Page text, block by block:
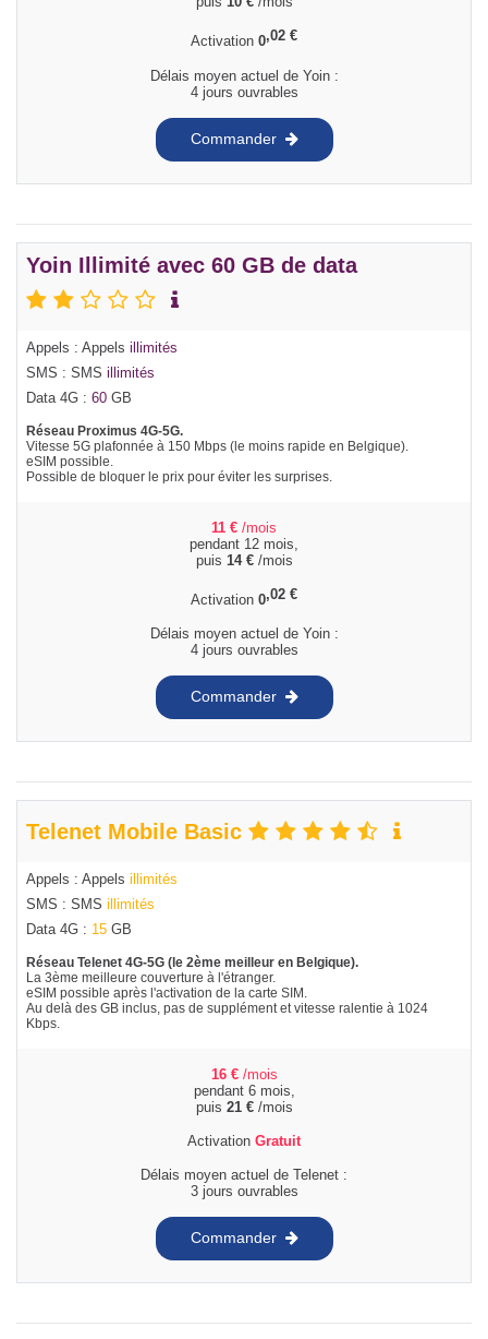
Activation 0,02 €
Délais moyen actuel de Yoin :
4 jours ouvrables
Commander
Yoin Illimité avec 60 GB de data
Appels : Appels illimités
SMS : SMS illimités
Data 4G : 60 GB
Réseau Proximus 4G-5G.
Vitesse 5G plafonnée à 150 Mbps (le moins rapide en Belgique).
eSIM possible.
Possible de bloquer le prix pour éviter les surprises.
11 € /mois
pendant 12 mois,
puis 14 €/mois
Activation 0,02 €
Délais moyen actuel de Yoin :
4 jours ouvrables
Commander
Telenet Mobile Basic
Appels : Appels illimités
SMS : SMS illimités
Data 4G : 15 GB
Réseau Telenet 4G-5G (le 2ème meilleur en Belgique).
La 3ème meilleure couverture à l'étranger.
eSIM possible après l'activation de la carte SIM.
Au delà des GB inclus, pas de supplément et vitesse ralentie à 1024
Kbps.
16 € /mois
pendant 6 mois,
puis 21 €/mois
Activation Gratuit
Délais moyen actuel de Telenet :
3 jours ouvrables
Commander